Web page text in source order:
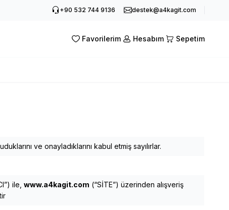
+90 532 744 9136 destek@a4kagit.com
Favorilerim Hesabım Sepetim
ve onayladıklarını kabul etmiş sayılırlar.
ile, www.a4kagit.com (“SİTE”) üzerinden alışveriş